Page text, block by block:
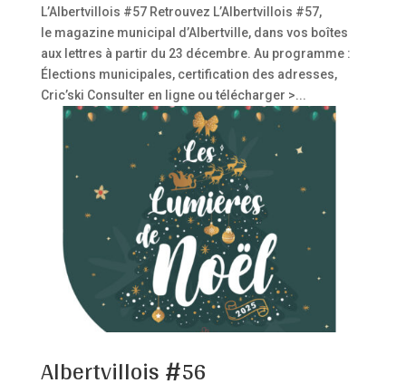
L’Albertvillois #57 Retrouvez L’Albertvillois #57,
le magazine municipal d’Albertville, dans vos boîtes
aux lettres à partir du 23 décembre. Au programme :
Élections municipales, certification des adresses,
Cric’ski Consulter en ligne ou télécharger >...
Albertvillois #56